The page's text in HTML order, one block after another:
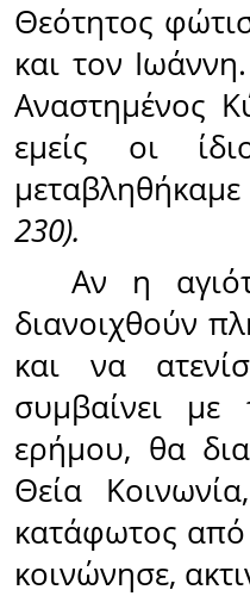
Θεότητος
και τον
Αναστημένος
εμείς οι
230).
Αν η
διανοιχθούν
και να
συμβαίνει με
ερήμου, θα
Θεία
κατάφωτος από
κοινώνησε,